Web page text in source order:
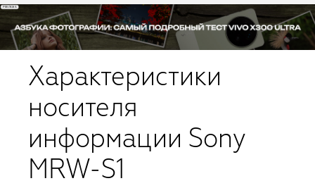
Характеристики
носителя
информации Sony
MRW-S1